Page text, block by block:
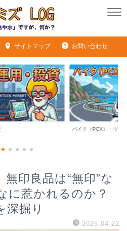
サイトマップ お問い合わせ
ツーリング シニアライフ・日記
無印良品は“無印”な
に惹かれるのか？
深掘り
2025-04-22